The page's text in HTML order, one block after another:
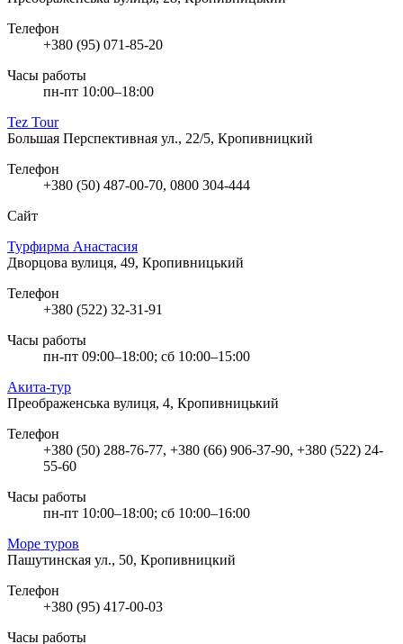
Телефон
+380 (95) 071-85-20
Часы работы
пн-пт 10:00–18:00
Tez Tour
Большая Перспективная ул., 22/5, Кропивницкий
Телефон
+380 (50) 487-00-70, 0800 304-444
Сайт
Турфирма Анастасия
Дворцова вулиця, 49, Кропивницький
Телефон
+380 (522) 32-31-91
Часы работы
пн-пт 09:00–18:00; сб 10:00–15:00
Акита-тур
Преображенська вулиця, 4, Кропивницький
Телефон
+380 (50) 288-76-77, +380 (66) 906-37-90, +380 (522) 24-
55-60
Часы работы
пн-пт 10:00–18:00; сб 10:00–16:00
Море туров
Пашутинская ул., 50, Кропивницкий
Телефон
+380 (95) 417-00-03
Часы работы